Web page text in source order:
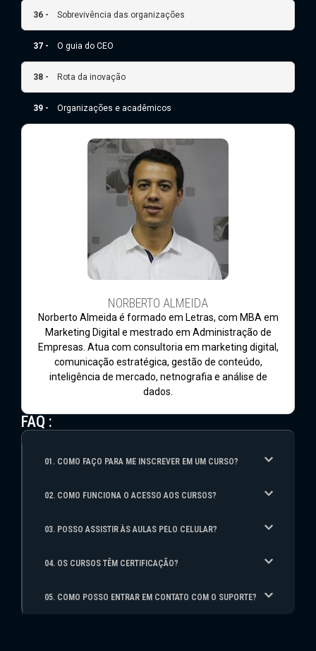
36 - Sobrevivência das organizações
37 - O guia do CEO
38 - Rota da inovação
39 - Organizações e acadêmicos
NORBERTO ALMEIDA
Norberto Almeida é formado em Letras, com MBA em
Marketing Digital e mestrado em Administração de
Empresas. Atua com consultoria em marketing digital,
comunicação estratégica, gestão de conteúdo,
inteligência de mercado, netnografia e análise de
dados.
FAQ :
01. COMO FAÇO PARA ME INSCREVER EM UM CURSO?
02. COMO FUNCIONA O ACESSO AOS CURSOS?
03. POSSO ASSISTIR ÀS AULAS PELO CELULAR?
04. OS CURSOS TÊM CERTIFICAÇÃO?
05. COMO POSSO ENTRAR EM CONTATO COM O SUPORTE?